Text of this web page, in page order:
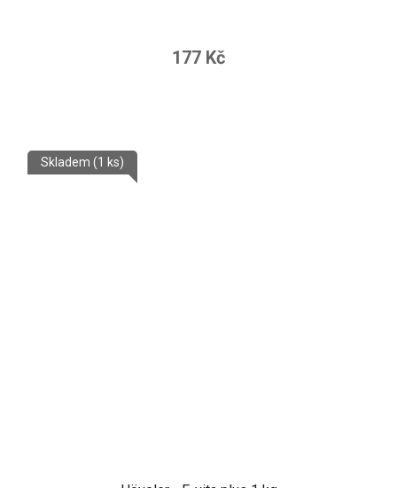
177 Kč
Skladem (1 ks)